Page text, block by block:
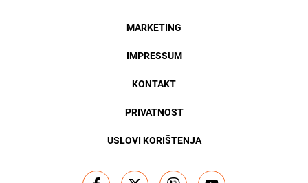
MARKETING
IMPRESSUM
KONTAKT
PRIVATNOST
USLOVI KORIŠTENJA